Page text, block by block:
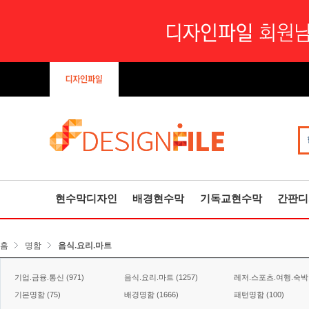
현수막디자인 배경현수막 기독교현수막 간판
홈 명함 음식.요리.마트
기업.금융.통신 (971) 음식.요리.마트 (1257) 레저.스포츠.여행.숙
기본명함 (75) 배경명함 (1666) 패턴명함 (100)